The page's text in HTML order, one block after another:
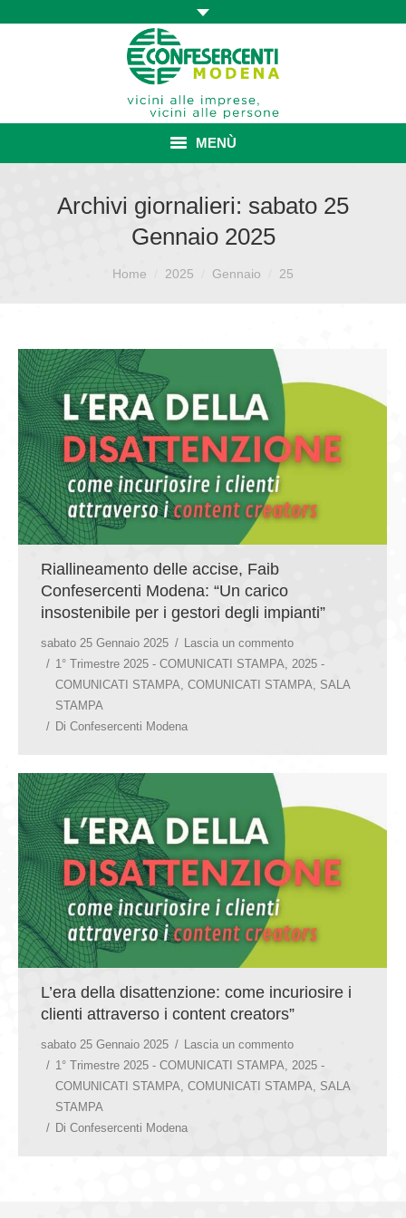
MENÙ
ASSOCIAZIONE
ISCRIZIONE E VANTAGGI
CATEGORIE SINDACALI
SERVIZI
GIOVEDÌ GASTRONOMICI
COMUNICATI E NEWS
CONTATTI
Archivi giornalieri: sabato 25
Gennaio 2025
Home 2025 Gennaio 25
Riallineamento delle accise, Faib
Confesercenti Modena: “Un carico
insostenibile per i gestori degli impianti”
sabato 25 Gennaio 2025
Lascia un commento
1° Trimestre 2025 - COMUNICATI STAMPA
2025 -
COMUNICATI STAMPA COMUNICATI STAMPA
SALA
STAMPA
Di Confesercenti Modena
L’era della disattenzione: come incuriosire i
clienti attraverso i content creators”
sabato 25 Gennaio 2025
Lascia un commento
1° Trimestre 2025 - COMUNICATI STAMPA, 2025 -
COMUNICATI STAMPA, COMUNICATI STAMPA, SALA
STAMPA
Di Confesercenti Modena